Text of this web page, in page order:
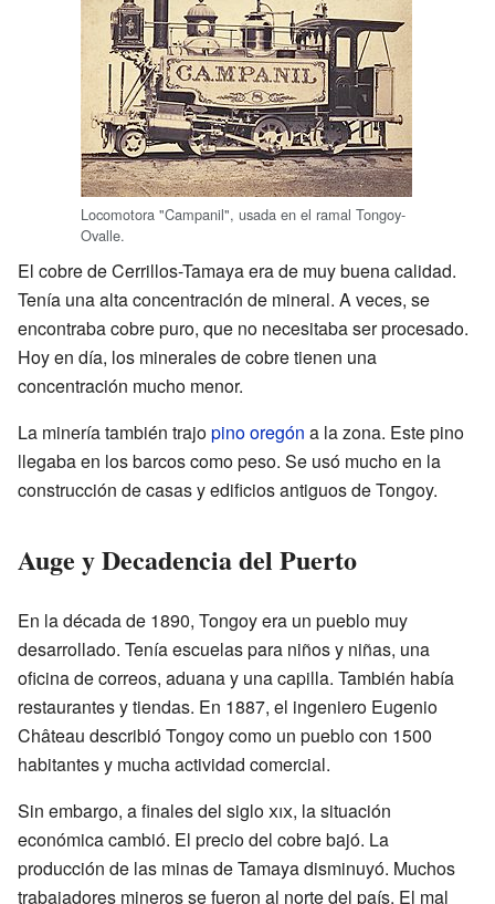
Locomotora "Campanil", usada en el ramal Tongoy-
Ovalle.
El cobre de Cerrillos-Tamaya era de muy buena calidad.
Tenía una alta concentración de mineral. A veces, se
encontraba cobre puro, que no necesitaba ser procesado.
Hoy en día, los minerales de cobre tienen una
concentración mucho menor.
La minería también trajopino oregón a la zona. Este pino
llegaba en los barcos como peso. Se usó mucho en la
construcción de casas y edificios antiguos de Tongoy.
Auge y Decadencia del Puerto
En la década de 1890, Tongoy era un pueblo muy
desarrollado. Tenía escuelas para niños y niñas, una
oficina de correos, aduana y una capilla. También había
restaurantes y tiendas. En 1887, el ingeniero Eugenio
Château describió Tongoy como un pueblo con 1500
habitantes y mucha actividad comercial.
Sin embargo, a finales del sigloxix, la situación
económica cambió. El precio del cobre bajó. La
producción de las minas de Tamaya disminuyó. Muchos
trabajadores mineros se fueron al norte del país. El mal